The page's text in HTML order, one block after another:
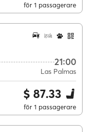
för 1 passagerare
21:00
Las Palmas
$ 87.33
för 1 passagerare